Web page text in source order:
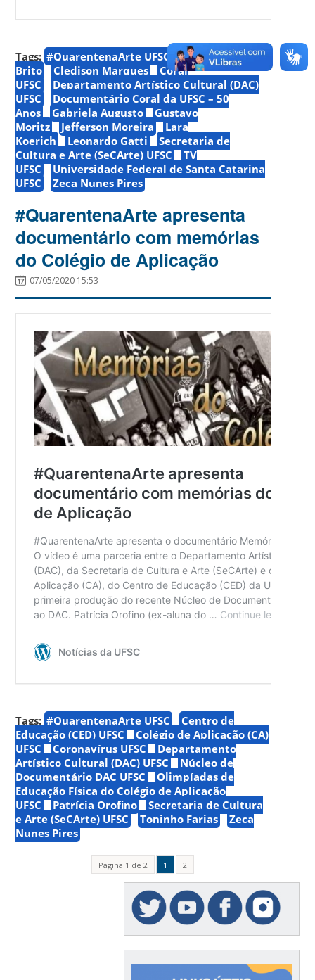
Tags: #QuarentenaArte UFSC
Anderson
Brito
Cledison Marques
Coral
UFSC
Departamento Artístico Cultural (DAC)
UFSC
Documentário Coral da UFSC – 50
Anos
Gabriela Augusto
Gustavo
Moritz
Jefferson Moreira
Lara
Koerich
Leonardo Gatti
Secretaria de
Cultura e Arte (SeCArte) UFSC
TV
UFSC
Universidade Federal de Santa Catarina
UFSC
Zeca Nunes Pires
#QuarentenaArte apresenta
documentário com memórias
do Colégio de Aplicação
07/05/2020 15:53
Tags: #QuarentenaArte UFSC
Centro de
Educação (CED) UFSC
Colégio de Aplicação (CA)
UFSC
Coronavírus UFSC
Departamento
Artístico Cultural (DAC) UFSC
Núcleo de
Documentário DAC UFSC
Olimpíadas de
Educação Física do Colégio de Aplicação
UFSC
Patrícia Orofino
Secretaria de Cultura
e Arte (SeCArte) UFSC
Toninho Farias
Zeca
Nunes Pires
Página 1 de 2 1 2